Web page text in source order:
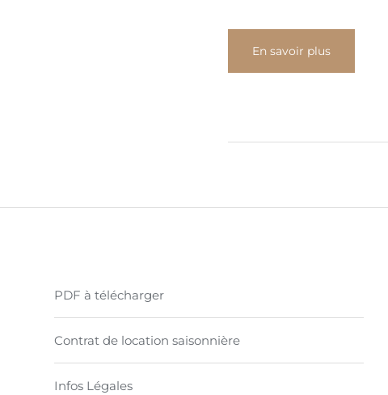
En savoir plus
PDF à télécharger
Contrat de location saisonnière
Infos Légales